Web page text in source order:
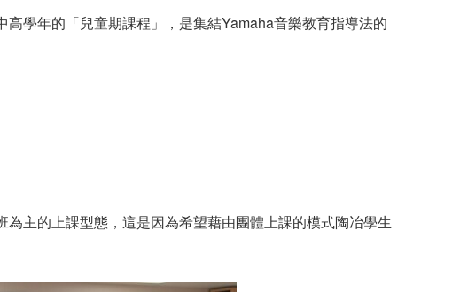
學年的「兒童期課程」，是集結Yamaha音樂教育指導法的
主的上課型態，這是因為希望藉由團體上課的模式陶冶學生